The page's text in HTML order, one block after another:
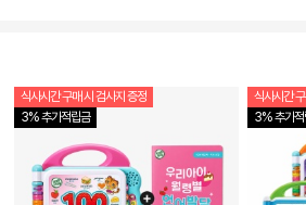
3% 추가적립금
식사시간 구매 시 검사지 증정
상
3% 추가적
식사시간